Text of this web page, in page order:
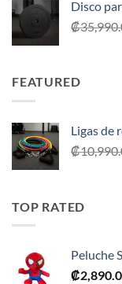
Disco
₡
FEATURED
Ligas de
₡
TOP RATED
Peluche
₡